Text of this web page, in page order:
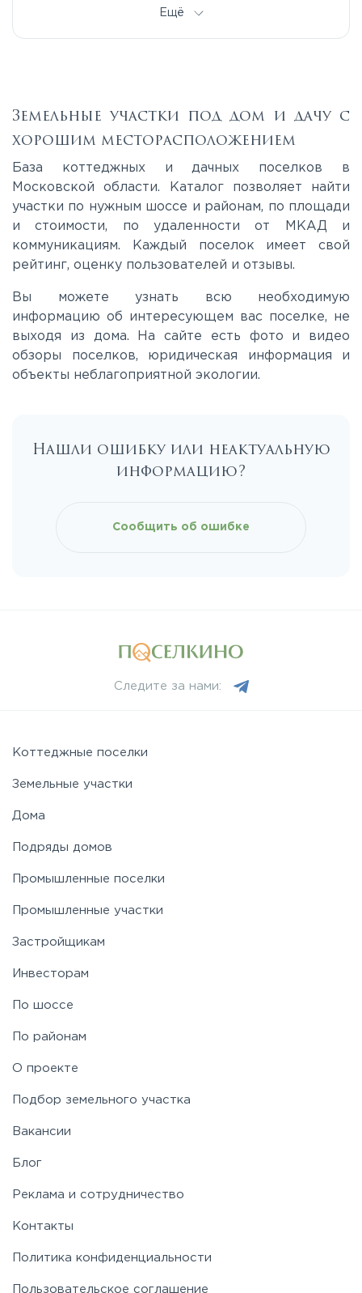
Киевское
Минское
Новорижское
Симферопольское
Фряновское
Ярославское
Ещё
Земельные участки под дом и дачу с
хорошим месторасположением
База коттеджных и дачных поселков в
Московской области. Каталог позволяет найти
участки по нужным шоссе и районам, по площади
и стоимости, по удаленности от МКАД и
коммуникациям. Каждый поселок имеет свой
рейтинг, оценку пользователей и отзывы.
Вы можете узнать всю необходимую
информацию об интересующем вас поселке, не
выходя из дома. На сайте есть фото и видео
обзоры поселков, юридическая информация и
объекты неблагоприятной экологии.
Нашли ошибку или неактуальную
информацию?
Сообщить об ошибке
Следите за нами:
Коттеджные поселки
Земельные участки
Дома
Подряды домов
Промышленные поселки
Промышленные участки
Застройщикам
Инвесторам
По шоссе
По районам
О проекте
Подбор земельного участка
Вакансии
Блог
Реклама и сотрудничество
Контакты
Политика конфиденциальности
Пользовательское соглашение